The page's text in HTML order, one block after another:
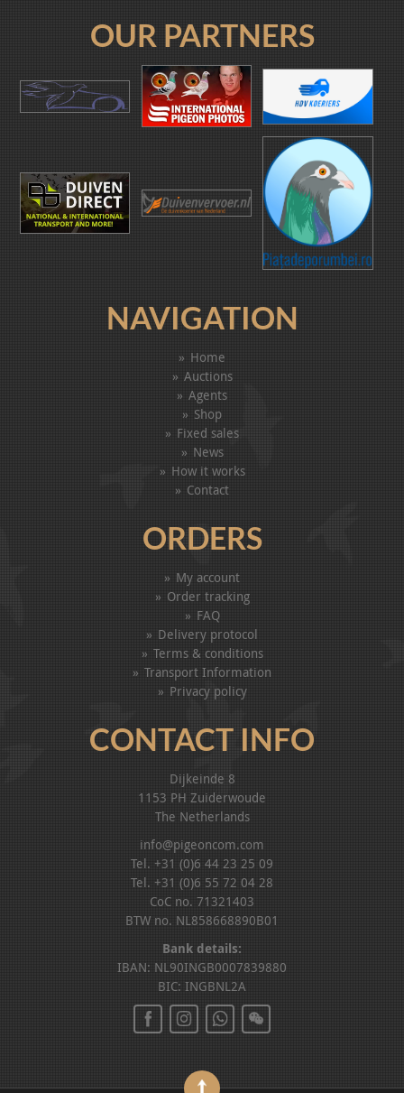
OUR PARTNERS
NAVIGATION
Home
Auctions
Agents
Shop
Fixed sales
News
How it works
Contact
ORDERS
My account
Order tracking
FAQ
Delivery protocol
Terms & conditions
Transport Information
Privacy policy
CONTACT INFO
Dijkeinde 8
1153 PH Zuiderwoude
The Netherlands
info@pigeoncom.com
Tel. +31 (0)6 44 23 25 09
Tel. +31 (0)6 55 72 04 28
CoC no. 71321403
BTW no. NL858668890B01
Bank details:
IBAN: NL90INGB0007839880
BIC: INGBNL2A